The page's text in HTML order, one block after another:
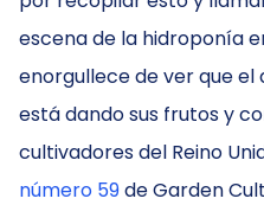
escena de la hidroponía
enorgullece de ver que
está dando sus frutos y
cultivadores del Reino
número 59de Garden